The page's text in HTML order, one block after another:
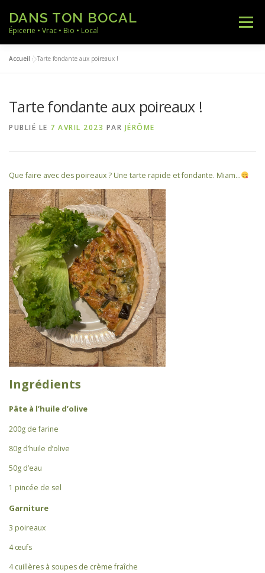
contenu
DANS TON BOCAL
Épicerie • Vrac • Bio • Local
Menu
NOTRE ACTUALITÉ A PROPOS CONTACT
Accueil »Tarte fondante aux poireaux !
Tarte fondante aux poireaux !
PUBLIÉ LE 7 AVRIL 2023 PAR JÉRÔME
Que faire avec des poireaux ? Une tarte rapide et fondante. Miam…
Ingrédients
Pâte à l’huile d’olive
200g de farine
80g d’huile d’olive
50g d’eau
1 pincée de sel
Garniture
3 poireaux
4 œufs
4 cuillères à soupes de crème fraîche